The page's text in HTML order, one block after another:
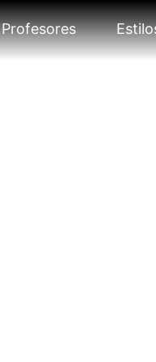
Profesores